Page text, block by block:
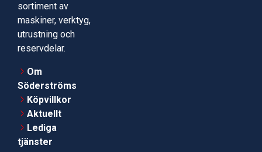
sortiment av
maskiner, verktyg,
utrustning och
reservdelar.
Om
Söderströms
Köpvillkor
Aktuellt
Lediga
tjänster